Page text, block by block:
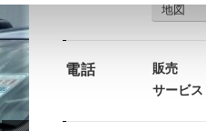
地図
電話 販売
サービス